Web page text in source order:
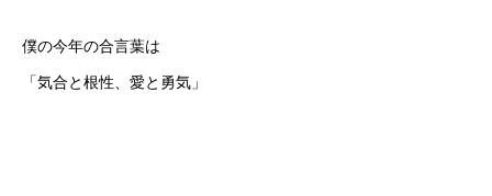
僕の今年の合言葉は
「気合と根性、愛と勇気」